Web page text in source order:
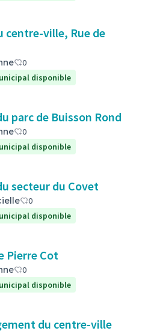
centre-ville, Rue de
0
disponible
parc de Buisson Rond
0
disponible
secteur du Covet
0
disponible
Pierre Cot
0
disponible
du centre-ville